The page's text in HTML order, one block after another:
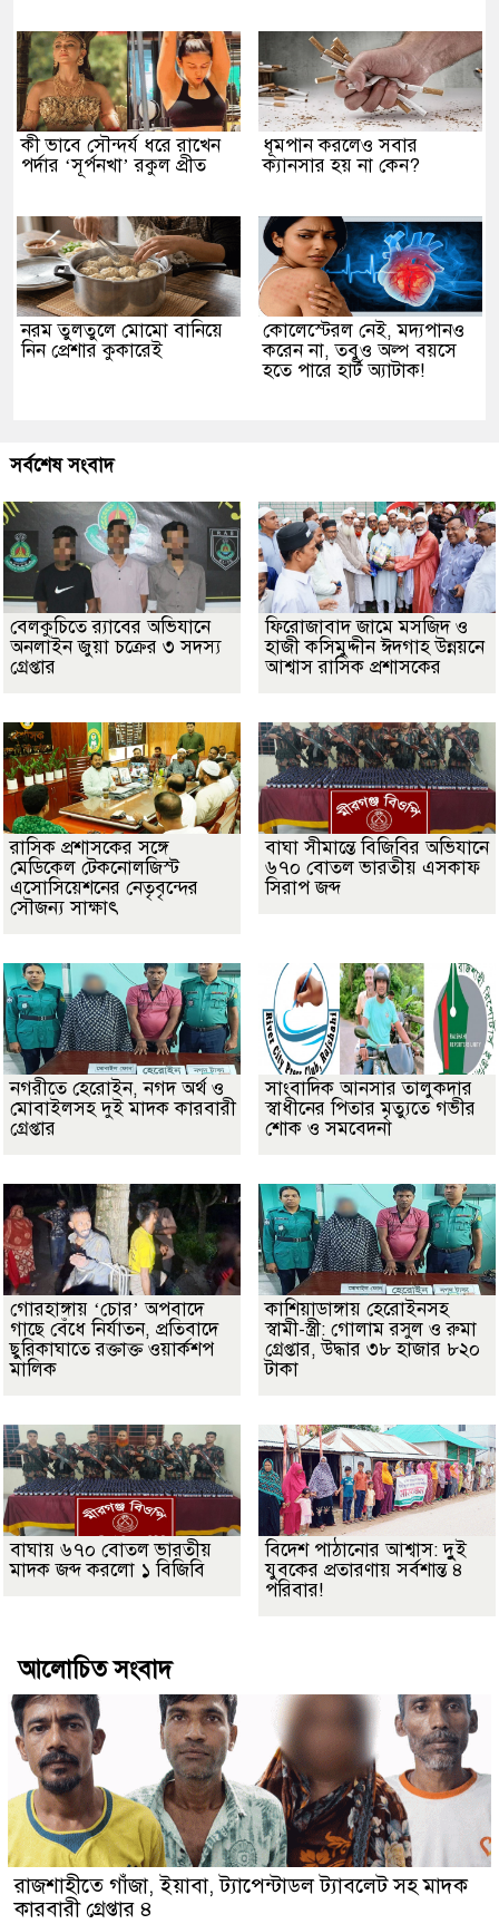
কী ভাবে সৌন্দর্য ধরে রাখেন
পর্দার ‘সূর্পনখা’ রকুল প্রীত
ধূমপান করলেও সবার
ক্যানসার হয় না কেন?
নরম তুলতুলে মোমো বানিয়ে
নিন প্রেশার কুকারেই
কোলেস্টেরল নেই, মদ্যপানও
করেন না, তবুও অল্প বয়সে
হতে পারে হার্ট অ্যাটাক!
সর্বশেষ সংবাদ
বেলকুচিতে র‌্যাবের অভিযানে
অনলাইন জুয়া চক্রের ৩ সদস্য
গ্রেপ্তার
ফিরোজাবাদ জামে মসজিদ ও
হাজী কসিমুদ্দীন ঈদগাহ উন্নয়নে
আশ্বাস রাসিক প্রশাসকের
​রাসিক প্রশাসকের সঙ্গে
মেডিকেল টেকনোলজিস্ট
এসোসিয়েশনের নেতৃবৃন্দের
সৌজন্য সাক্ষাৎ
বাঘা সীমান্তে বিজিবির অভিযানে
৬৭০ বোতল ভারতীয় এসকাফ
সিরাপ জব্দ
নগরীতে হেরোইন, নগদ অর্থ ও
মোবাইলসহ দুই মাদক কারবারী
গ্রেপ্তার
সাংবাদিক আনসার তালুকদার
স্বাধীনের পিতার মৃত্যুতে গভীর
শোক ও সমবেদনা
গোরহাঙ্গায় ‘চোর’ অপবাদে
গাছে বেঁধে নির্যাতন, প্রতিবাদে
ছুরিকাঘাতে রক্তাক্ত ওয়ার্কশপ
মালিক
কাশিয়াডাঙ্গায় হেরোইনসহ
স্বামী-স্ত্রী: গোলাম রসুল ও রুমা
গ্রেপ্তার, উদ্ধার ৩৮ হাজার ৮২০
টাকা
বাঘায় ৬৭০ বোতল ভারতীয়
মাদক জব্দ করলো ১ বিজিবি
বিদেশ পাঠানোর আশ্বাস: দুুই
যুবকের প্রতারণায় সর্বশান্ত ৪
পরিবার!
আলোচিত সংবাদ
রাজশাহীতে গাঁজা, ইয়াবা, ট্যাপেন্টাডল ট্যাবলেট সহ মাদক
কারবারী গ্রেপ্তার ৪